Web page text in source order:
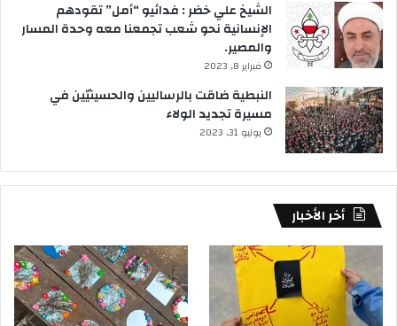
الشيخ علي خضر : فدائيو “أمل” تقودهم
الإنسانية نحو شعب تجمعنا معه وحدة المسار
والمصير.
فبراير 8, 2023
النبطية ضاقت بالرساليين والحسينيّين في
مسيرة تجديد الولاء
يوليو 31, 2023
أخر الأخبار